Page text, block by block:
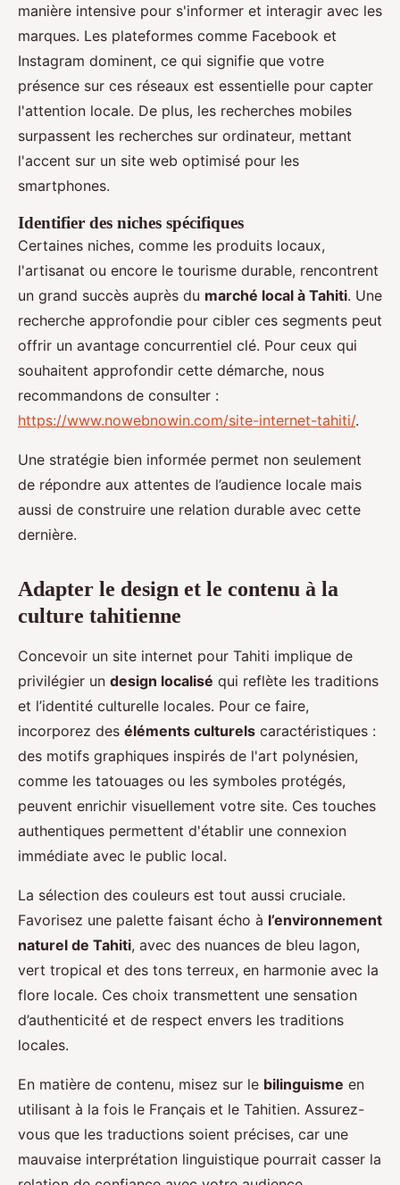
manière intensive pour s'informer et interagir avec les
marques. Les plateformes comme Facebook et
Instagram dominent, ce qui signifie que votre
présence sur ces réseaux est essentielle pour capter
l'attention locale. De plus, les recherches mobiles
surpassent les recherches sur ordinateur, mettant
l'accent sur un site web optimisé pour les
smartphones.
Identifier des niches spécifiques
Certaines niches, comme les produits locaux,
l'artisanat ou encore le tourisme durable, rencontrent
un grand succès auprès du marché local à Tahiti. Une
recherche approfondie pour cibler ces segments peut
offrir un avantage concurrentiel clé. Pour ceux qui
souhaitent approfondir cette démarche, nous
recommandons de consulter :
https://www.nowebnowin.com/site-internet-tahiti/.
Une stratégie bien informée permet non seulement
de répondre aux attentes de l’audience locale mais
aussi de construire une relation durable avec cette
dernière.
Adapter le design et le contenu à la
culture tahitienne
Concevoir un site internet pour Tahiti implique de
privilégier un design localisé qui reflète les traditions
et l’identité culturelle locales. Pour ce faire,
incorporez des éléments culturels caractéristiques :
des motifs graphiques inspirés de l'art polynésien,
comme les tatouages ou les symboles protégés,
peuvent enrichir visuellement votre site. Ces touches
authentiques permettent d'établir une connexion
immédiate avec le public local.
La sélection des couleurs est tout aussi cruciale.
Favorisez une palette faisant écho à l’environnement
naturel de Tahiti, avec des nuances de bleu lagon,
vert tropical et des tons terreux, en harmonie avec la
flore locale. Ces choix transmettent une sensation
d’authenticité et de respect envers les traditions
locales.
En matière de contenu, misez sur le bilinguisme en
utilisant à la fois le Français et le Tahitien. Assurez-
vous que les traductions soient précises, car une
mauvaise interprétation linguistique pourrait casser la